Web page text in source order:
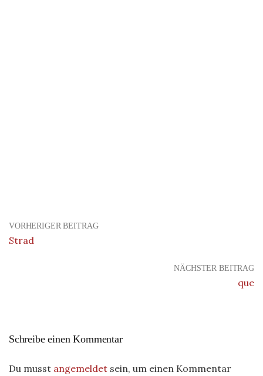
VORHERIGER BEITRAG
Strad
NÄCHSTER BEITRAG
que
Schreibe einen Kommentar
Du musst angemeldet sein, um einen Kommentar